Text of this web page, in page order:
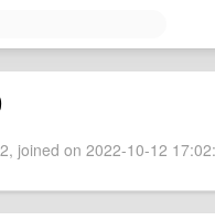
joined on 2022-10-12